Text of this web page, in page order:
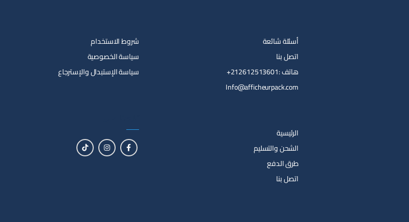
أسئلة شائعة
اتصل بنا
هاتف :212612513601+
Info@afficheurpack.com
الرئيسية
الشحن والتسليم
طرق الدفع
اتصل بنا
شروط الاستخدام
سياسة الخصوصية
سياسة الإستبدال والإسترجاع